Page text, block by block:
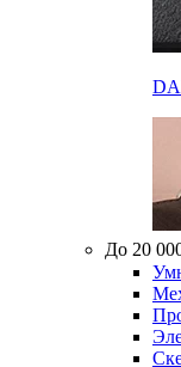
До 20